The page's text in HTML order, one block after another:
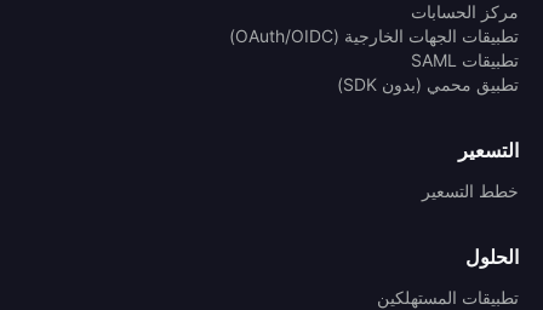
مركز الحسابات
تطبيقات الجهات الخارجية (OAuth/OIDC)
تطبيقات SAML
تطبيق محمي (بدون SDK)
التسعير
خطط التسعير
الحلول
تطبيقات المستهلكين